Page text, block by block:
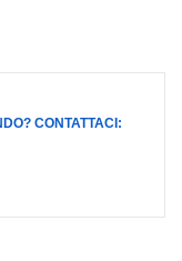
CONTATTACI: